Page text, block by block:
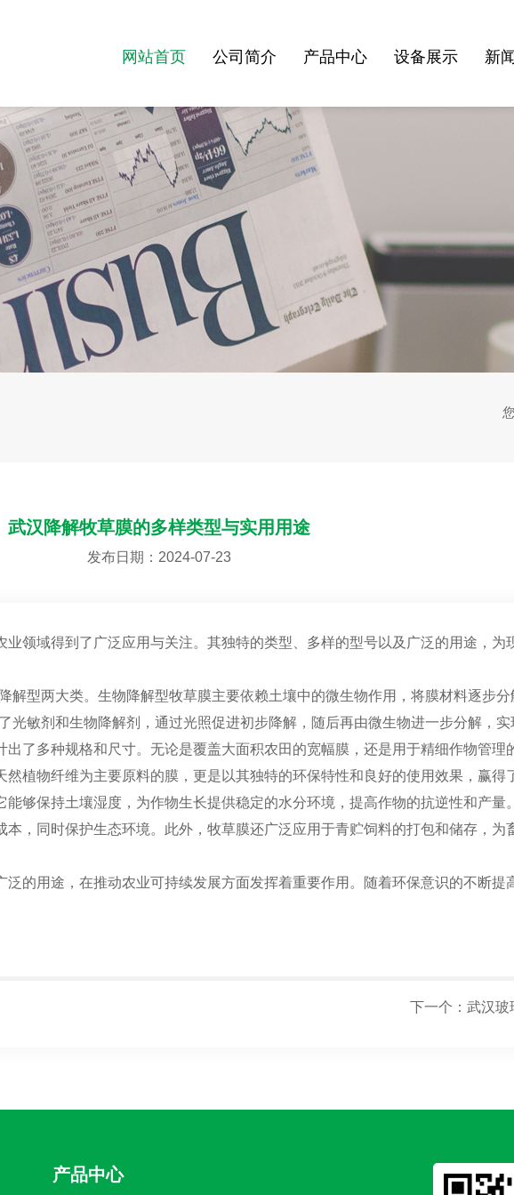
网站首页 公司简介 产品中心 设备展示 新
武汉降解牧草膜的多样类型与实用用途
发布日期：2024-07-23
业领域得到了广泛应用与关注。其独特的类型、多样的型号以及广泛的用途，为
解型两大类。生物降解型牧草膜主要依赖土壤中的微生物作用，将膜材料逐步
敏剂和生物降解剂，通过光照促进初步降解，随后再由微生物进一步分解，实
了多种规格和尺寸。无论是覆盖大面积农田的宽幅膜，还是用于精细作物管理
植物纤维为主要原料的膜，更是以其独特的环保特性和良好的使用效果，赢得
够保持土壤湿度，为作物生长提供稳定的水分环境，提高作物的抗逆性和产量
，同时保护生态环境。此外，牧草膜还广泛应用于青贮饲料的打包和储存，为
的用途，在推动农业可持续发展方面发挥着重要作用。随着环保意识的不断提
下一个： 武汉玻
产品中心